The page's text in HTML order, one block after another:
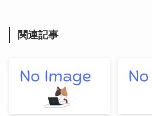
関連記事